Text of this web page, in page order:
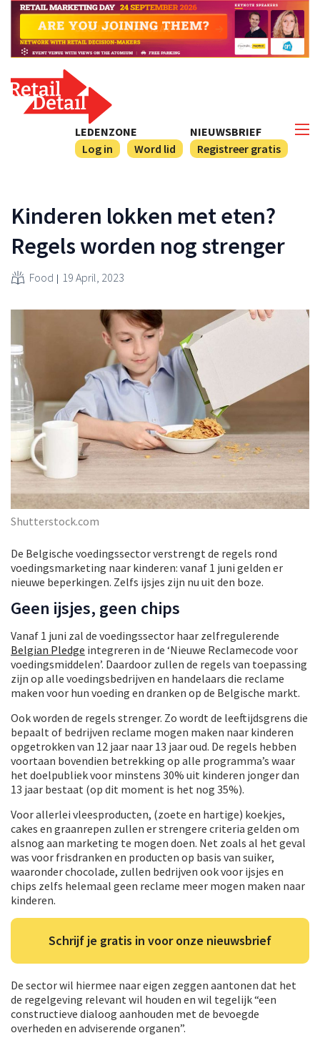
NIEUWSBRIEF
Registreer gratis
LEDENZONE
Log in
Word lid
Kinderen lokken met eten?
Regels worden nog strenger
Food 19 April, 2023
Shutterstock.com
De Belgische voedingssector verstrengt de regels rond
voedingsmarketing naar kinderen: vanaf 1 juni gelden er
nieuwe beperkingen. Zelfs ijsjes zijn nu uit den boze.
Geen ijsjes, geen chips
Vanaf 1 juni zal de voedingssector haar zelfregulerende
Belgian Pledge integreren in de ‘Nieuwe Reclamecode voor
voedingsmiddelen’. Daardoor zullen de regels van toepassing
zijn op alle voedingsbedrijven en handelaars die reclame
maken voor hun voeding en dranken op de Belgische markt.
Ook worden de regels strenger. Zo wordt de leeftijdsgrens die
bepaalt of bedrijven reclame mogen maken naar kinderen
opgetrokken van 12 jaar naar 13 jaar oud. De regels hebben
voortaan bovendien betrekking op alle programma’s waar
het doelpubliek voor minstens 30% uit kinderen jonger dan
13 jaar bestaat (op dit moment is het nog 35%).
Voor allerlei vleesproducten, (zoete en hartige) koekjes,
cakes en graanrepen zullen er strengere criteria gelden om
alsnog aan marketing te mogen doen. Net zoals al het geval
was voor frisdranken en producten op basis van suiker,
waaronder chocolade, zullen bedrijven ook voor ijsjes en
chips zelfs helemaal geen reclame meer mogen maken naar
kinderen.
Schrijf je gratis in voor onze nieuwsbrief
De sector wil hiermee naar eigen zeggen aantonen dat het
de regelgeving relevant wil houden en wil tegelijk “een
constructieve dialoog aanhouden met de bevoegde
overheden en adviserende organen”.